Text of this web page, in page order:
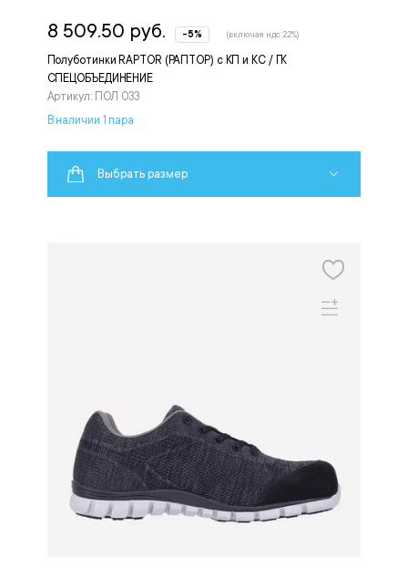
Полуботинки RAPTOR (РАПТОР) с КП и КС / ГК
СПЕЦОБЪЕДИНЕНИЕ
Артикул: ПОЛ 033
8 509.50 руб. -5% (включая ндс 22%)
В наличии 1 пара
Выбрать размер